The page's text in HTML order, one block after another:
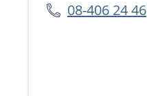
08-406 24 46